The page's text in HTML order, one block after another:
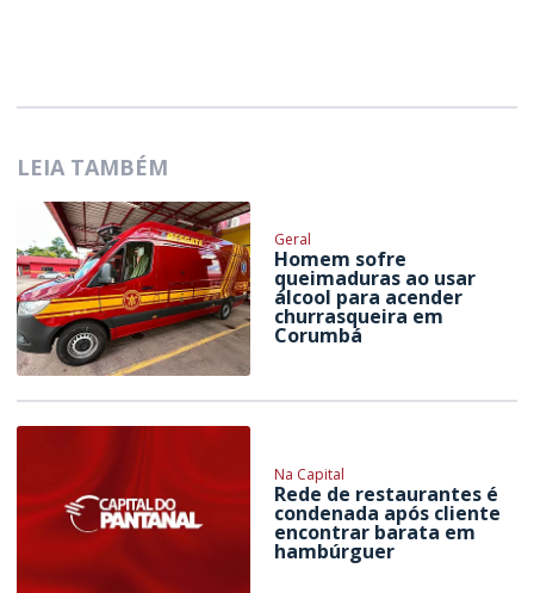
LEIA TAMBÉM
Geral
Homem sofre
queimaduras ao usar
álcool para acender
churrasqueira em
Corumbá
Na Capital
Rede de restaurantes é
condenada após cliente
encontrar barata em
hambúrguer